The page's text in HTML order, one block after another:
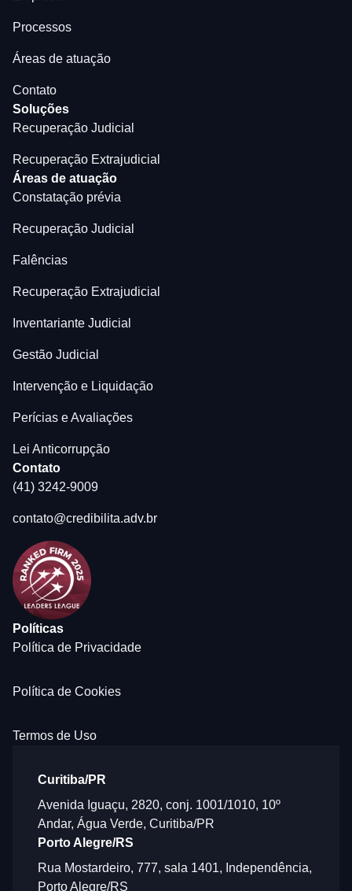
Processos
Áreas de atuação
Contato
Soluções
Recuperação Judicial
Recuperação Extrajudicial
Áreas de atuação
Constatação prévia
Recuperação Judicial
Falências
Recuperação Extrajudicial
Inventariante Judicial
Gestão Judicial
Intervenção e Liquidação
Perícias e Avaliações
Lei Anticorrupção
Contato
(41) 3242-9009
contato@credibilita.adv.br
Políticas
Política de Privacidade
Política de Cookies
Termos de Uso
Curitiba/PR
Avenida Iguaçu, 2820, conj. 1001/1010, 10º
Andar, Água Verde, Curitiba/PR
Porto Alegre/RS
Rua Mostardeiro, 777, sala 1401, Independência,
Porto Alegre/RS